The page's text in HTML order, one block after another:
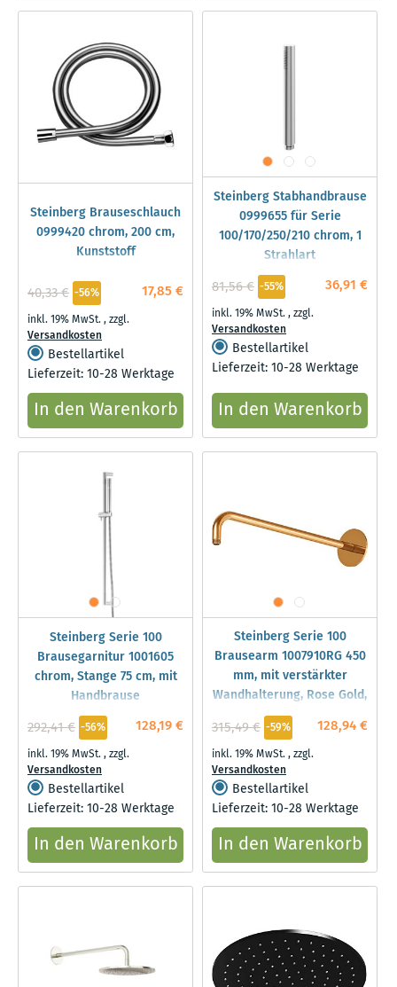
Steinberg Brauseschlauch
0999420 chrom, 200 cm,
Kunststoff
17,85 €
40,33 € -56%
inkl. 19% MwSt.,zzgl.
Versandkosten
Bestellartikel
Lieferzeit: 10-28 Werktage
In den Warenkorb
Steinberg Stabhandbrause
0999655 für Serie
100/170/250/210 chrom, 1
Strahlart
36,91 €
81,56 € -55%
inkl. 19% MwSt.,zzgl.
Versandkosten
Bestellartikel
Lieferzeit: 10-28 Werktage
In den Warenkorb
Steinberg Serie 100
Brausegarnitur 1001605
chrom, Stange 75 cm, mit
Handbrause
128,19 €
292,41 € -56%
inkl. 19% MwSt.,zzgl.
Versandkosten
Bestellartikel
Lieferzeit: 10-28 Werktage
In den Warenkorb
Steinberg Serie 100
Brausearm 1007910RG 450
mm, mit verstärkter
Wandhalterung, Rose Gold,
Wandmontage
128,94 €
315,49 € -59%
inkl. 19% MwSt.,zzgl.
Versandkosten
Bestellartikel
Lieferzeit: 10-28 Werktage
In den Warenkorb